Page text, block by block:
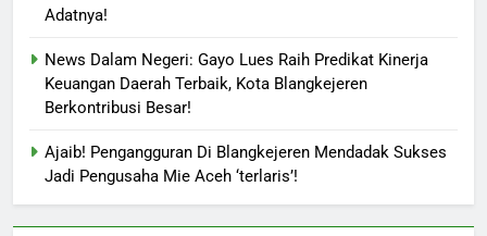
Adatnya!
News Dalam Negeri: Gayo Lues Raih Predikat Kinerja
Keuangan Daerah Terbaik, Kota Blangkejeren
Berkontribusi Besar!
Ajaib! Pengangguran Di Blangkejeren Mendadak Sukses
Jadi Pengusaha Mie Aceh ‘terlaris’!